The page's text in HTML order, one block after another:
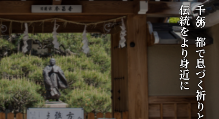
千年の都で息づく祈りと
伝統をより身近に